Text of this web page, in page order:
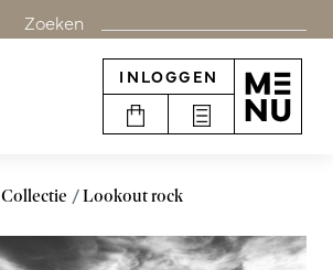
Zoeken
INLOGGEN
Collectie Lookout rock